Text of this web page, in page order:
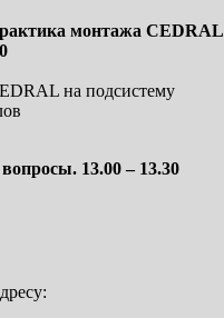
монтажа CEDRAL
на подсистему
13.00 – 13.30